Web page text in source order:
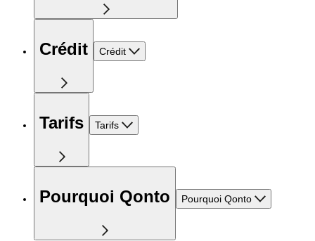
Crédit Crédit
Tarifs Tarifs
Pourquoi Qonto Pourquoi Qonto